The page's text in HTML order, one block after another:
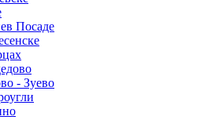
Посаде
- Зуево